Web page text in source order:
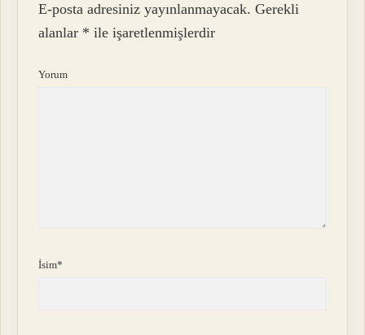
E-posta adresiniz yayınlanmayacak. Gerekli
alanlar * ile işaretlenmişlerdir
Yorum
İsim*